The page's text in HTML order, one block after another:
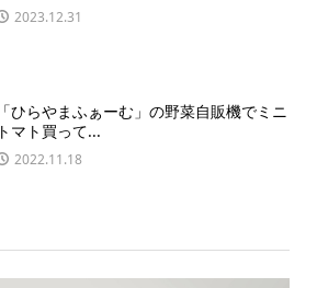
2023.12.31
「ひらやまふぁーむ」の野菜自販機でミニ
トマト買って...
2022.11.18